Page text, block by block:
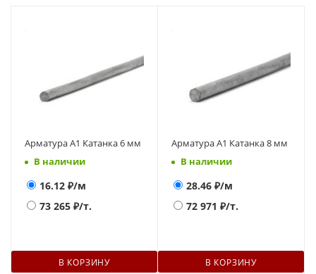
Арматура А1 Катанка 6 мм
В наличии
16.12 ₽/м
73 265 ₽/т.
В КОРЗИНУ
Арматура А1 Катанка 8 мм
В наличии
28.46 ₽/м
72 971 ₽/т.
В КОРЗИНУ